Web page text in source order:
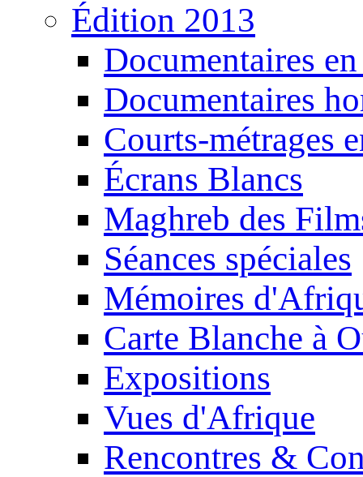
Édition 2013
Documentaires
Documentaires
Courts-métrages
Écrans Blancs
Maghreb des
Séances spéciales
Mémoires
Carte Blanche à
Expositions
Vues d'Afrique
Rencontres &